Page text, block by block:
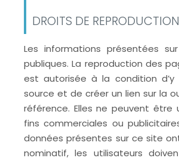
DROITS DE REPRODUCTION
Les informations présentées
publiques. La reproduction des
est autorisée à la condition d’y
source et de créer un lien sur la
référence. Elles ne peuvent être
fins commerciales ou
données présentes sur ce site
nominatif, les utilisateurs